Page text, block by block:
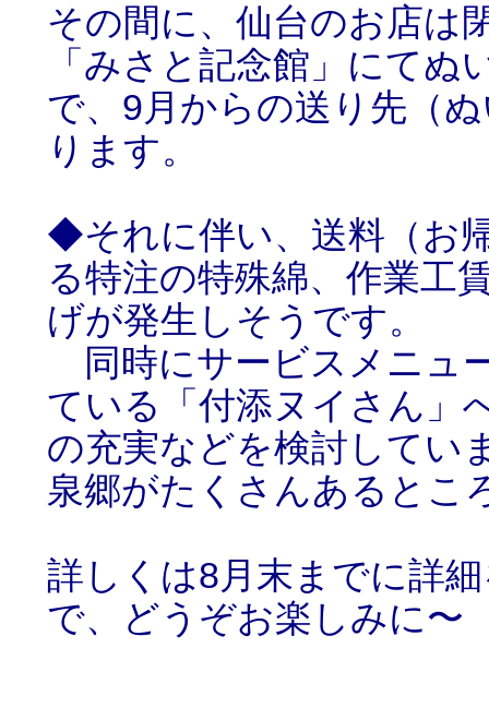
その間に、仙台のお店は
「みさと記念館」にて
で、9月からの送り先（
ります。
◆それに伴い、送料（お
る特注の特殊綿、作業工
げが発生しそうです。
同時にサービスメニュ
ている「付添ヌイさん」
の充実などを検討してい
泉郷がたくさんあるとこ
詳しくは8月末までに詳
で、どうぞお楽しみに〜